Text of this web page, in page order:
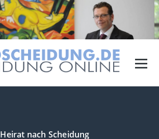
Heirat nach Scheidung